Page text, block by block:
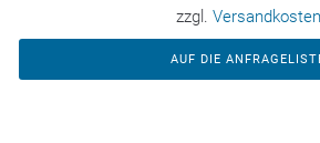
zzgl. Versandkosten
AUF DIE